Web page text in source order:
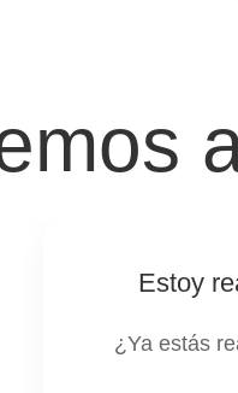
Estoy
¿Ya estás